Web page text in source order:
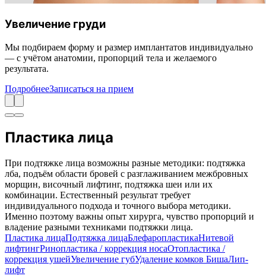
Увеличение груди
Мы подбираем форму и размер имплантатов индивидуально
— с учётом анатомии, пропорций тела и желаемого
результата.
ПодробнееЗаписаться на прием
Пластика лица
При подтяжке лица возможны разные методики: подтяжка
лба, подъём области бровей с разглаживанием межбровных
морщин, височный лифтинг, подтяжка шеи или их
комбинации. Естественный результат требует
индивидуального подхода и точного выбора методики.
Именно поэтому важны опыт хирурга, чувство пропорций и
владение разными техниками подтяжки лица.
Пластика лицаПодтяжка лицаБлефаропластикаНитевой
лифтингРинопластика / коррекция носаОтопластика /
коррекция ушейУвеличение губУдаление комков БишаЛип-
лифт